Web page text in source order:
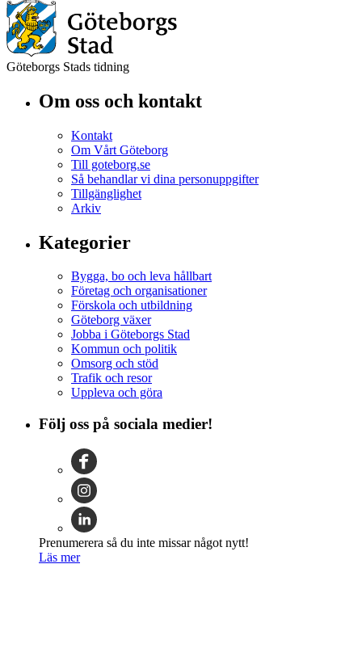
Göteborgs Stads tidning
Om oss och kontakt
Kontakt
Om Vårt Göteborg
Till goteborg.se
Så behandlar vi dina personuppgifter
Tillgänglighet
Arkiv
Kategorier
Bygga, bo och leva hållbart
Företag och organisationer
Förskola och utbildning
Göteborg växer
Jobba i Göteborgs Stad
Kommun och politik
Omsorg och stöd
Trafik och resor
Uppleva och göra
Följ oss på sociala medier!
Prenumerera så du inte missar något nytt!
Läs mer